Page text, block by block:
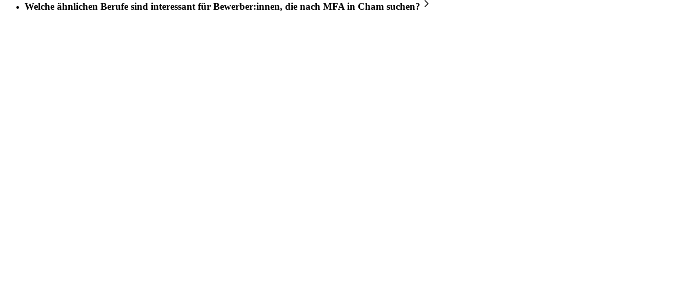
Welche ähnlichen Berufe sind interessant für Bewerber:innen, die nach MFA in Cham suchen?